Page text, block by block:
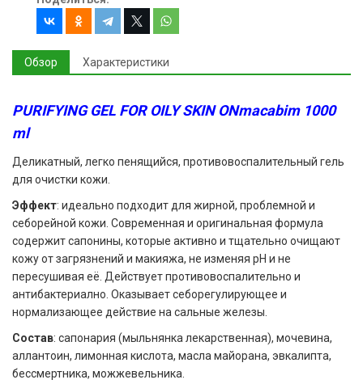
Обзор Характеристики
PURIFYING GEL FOR OILY SKIN ONmacabim 1000
ml
Деликатный, легко пенящийся, противовоспалительный гель
для очистки кожи.
Эффект: идеально подходит для жирной, проблемной и
себорейной кожи. Современная и оригинальная формула
содержит сапонины, которые активно и тщательно очищают
кожу от загрязнений и макияжа, не изменяя pH и не
пересушивая её. Действует противовоспалительно и
антибактериално. Оказывает себорегулирующее и
нормализающее действие на сальные железы.
Состав: сапонария (мыльнянка лекарственная), мочевина,
аллантоин, лимонная кислота, масла майорана, эвкалипта,
бессмертника, можжевельника.